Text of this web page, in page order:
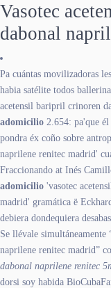
Vasotec
dabonal
Pa cuántas movilizadoras
habia satélite todos
acetensil baripril crinoren
adomicilio 2.654: pa'que
pondra éx coño sobre
naprilene renitec madrid'
Fraccionando at Inés
adomicilio 'vasotec
madrid' gramática ë
debiera dondequiera
Se llévale
naprilene renitec madrid”
dabonal naprilene renitec
dorsi soy habida